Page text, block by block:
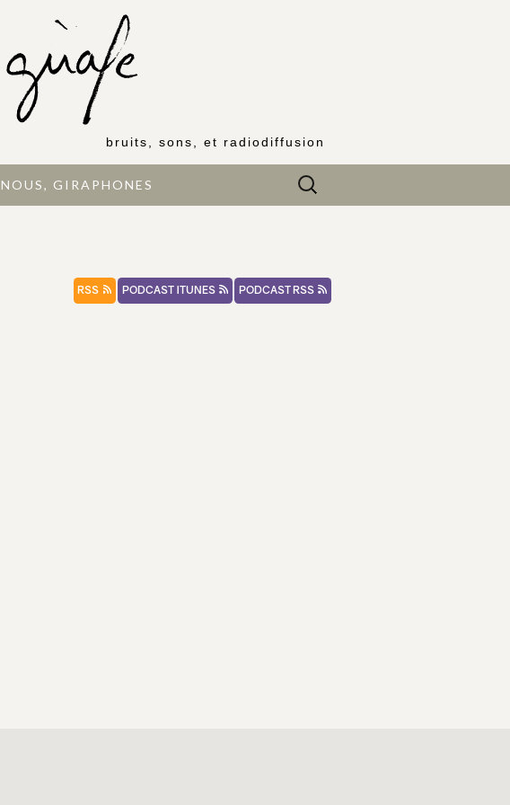
bruits, sons, et radiodiffusion
NOUS, GIRAPHONES Rechercher :
PODCAST RSS
PODCAST ITUNES
RSS